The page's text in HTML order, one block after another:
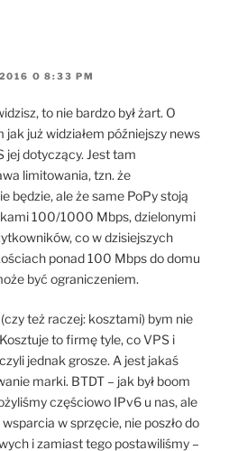
O 8:33 PM
to nie bardzo był żart. O
jak już widziałem późniejszy news
jej dotyczący. Jest tam
limitowania, tzn. że
będzie, ale że same PoPy stoją
100/1000 Mbps, dzielonymi
co w dzisiejszych
ponad 100 Mbps do domu
być ograniczeniem.
też raczej: kosztami) bym nie
to firmę tyle, co VPS i
jednak grosze. A jest jakaś
marki. BTDT – jak był boom
częściowo IPv6 u nas, ale
w sprzęcie, nie poszło do
i zamiast tego postawiliśmy –